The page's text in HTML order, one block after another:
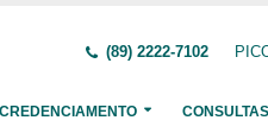
(89) 2222-7102
CREDENCIAMENTO CONSULTAS